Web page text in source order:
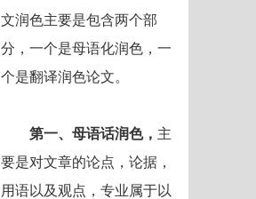
文润色主要是包含两个部
分，一个是母语化润色，一
个是翻译润色论文。
第一、母语话润色， 主
要是对文章的论点，论据，
用语以及观点，专业属于以